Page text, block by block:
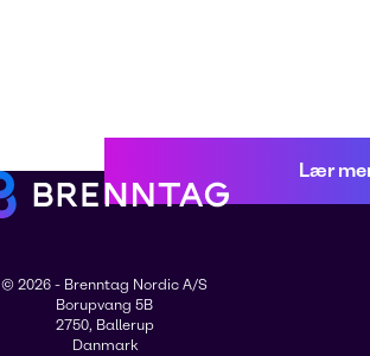
Lær
© 2026 - Brenntag Nordic A/S
Borupvang 5B
2750, Ballerup
Danmark